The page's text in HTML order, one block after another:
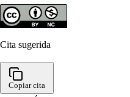
Cita sugerida
Copiar cita